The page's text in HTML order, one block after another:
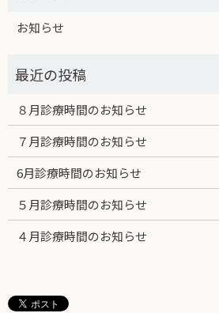
お知らせ
８月診療時間のお知らせ
７月診療時間のお知らせ
6月診療時間のお知らせ
５月診療時間のお知らせ
４月診療時間のお知らせ